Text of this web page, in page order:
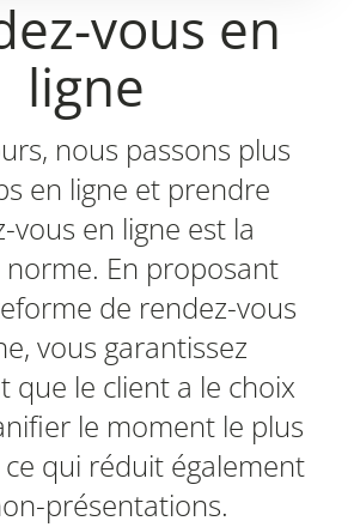
vous en
ligne
nous passons plus
en ligne et prendre
vous en ligne est la
norme. En proposant
de rendez-vous
vous garantissez
que le client a le choix
le moment le plus
qui réduit également
présentations.